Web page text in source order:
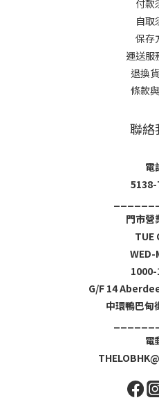
付款
自取
保存
運送服
退換
條款
聯絡
電
門市營
TUE
WED-
G/F 14
中環鴨巴甸
電